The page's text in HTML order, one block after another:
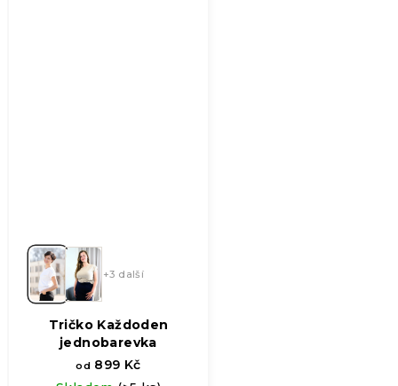
+3 další
Tričko Každoden
jednobarevka
od 899 Kč